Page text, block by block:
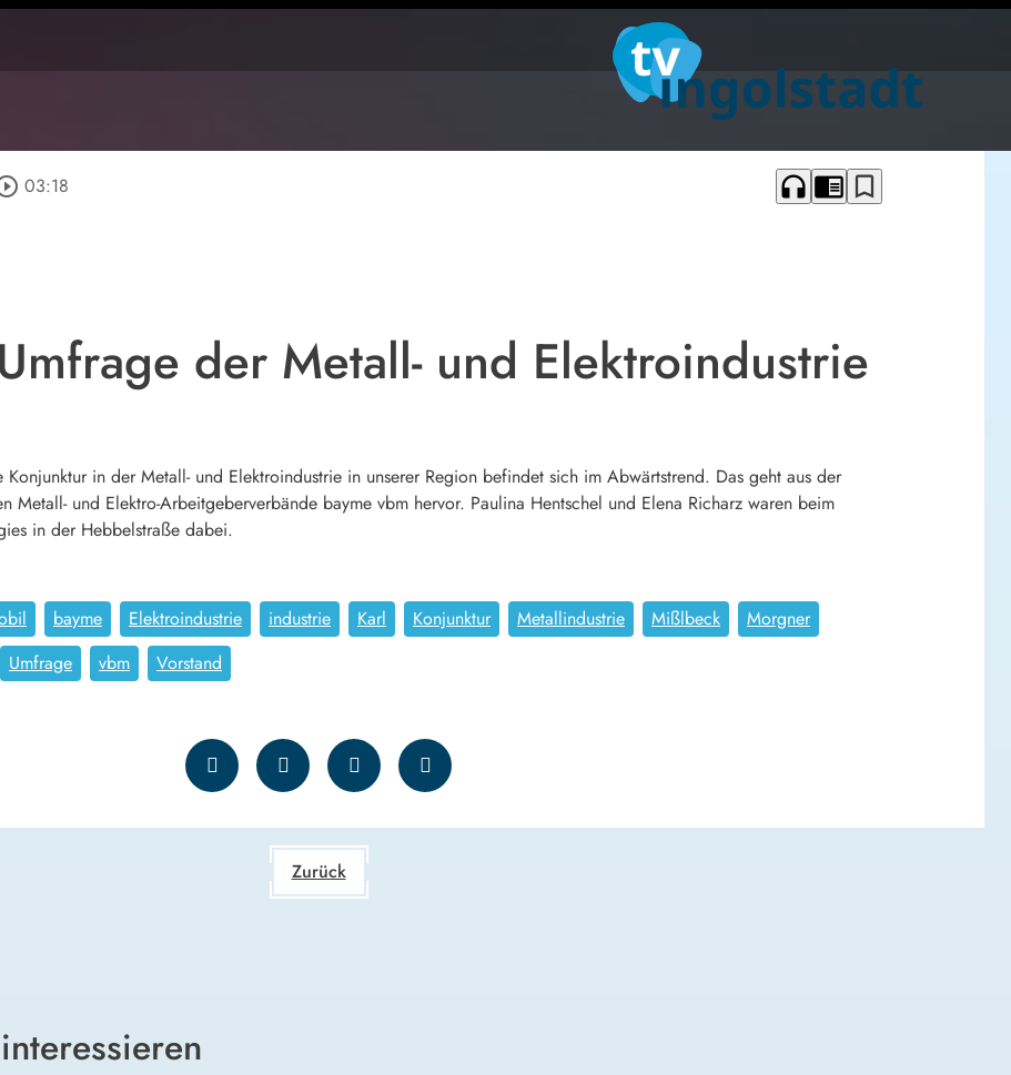
03:18 headphones chrome_reader_mode bookmark_border
der Metall- und Elektroindustrie
in der Metall- und Elektroindustrie in unserer Region befindet sich im Abwärtstrend. Das geht aus der
Metall- und Elektro-Arbeitgeberverbände bayme vbm hervor. Paulina Hentschel und Elena Richarz waren beim
in der Hebbelstraße dabei.
bayme Elektroindustrie industrie Karl Konjunktur Metallindustrie Mißlbeck
Morgner
Umfrage vbm Vorstand
Zurück